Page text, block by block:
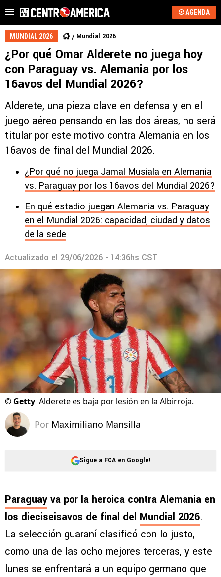
AGENDA
MUNDIAL 2026 Mundial 2026
¿Por qué Omar Alderete no juega hoy
con Paraguay vs. Alemania por los
16avos del Mundial 2026?
Alderete, una pieza clave en defensa y en el
juego aéreo pensando en las dos áreas, no será
titular por este motivo contra Alemania en los
16avos de final del Mundial 2026.
¿Por qué no juega Jamal Musiala en Alemania
vs. Paraguay por los 16avos del Mundial 2026?
En qué estadio juegan Alemania vs. Paraguay
en el Mundial 2026: capacidad, ciudad y datos
de la sede
Actualizado el 29/06/2026 - 14:36hs CST
© Getty Alderete es baja por lesión en la Albirroja.
Por Maximiliano Mansilla
Sigue a FCA en Google!
Paraguay va por la heroica contra Alemania en
los dieciseisavos de final del Mundial 2026.
La selección guaraní clasificó con lo justo,
como una de las ocho mejores terceras, y este
lunes se enfrentará a un equipo germano que